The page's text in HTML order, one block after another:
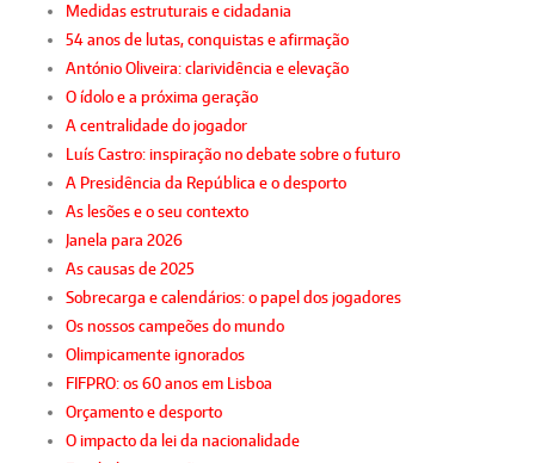
Medidas estruturais e cidadania
54 anos de lutas, conquistas e afirmação
António Oliveira: clarividência e elevação
O ídolo e a próxima geração
A centralidade do jogador
Luís Castro: inspiração no debate sobre o futuro
A Presidência da República e o desporto
As lesões e o seu contexto
Janela para 2026
As causas de 2025
Sobrecarga e calendários: o papel dos jogadores
Os nossos campeões do mundo
Olimpicamente ignorados
FIFPRO: os 60 anos em Lisboa
Orçamento e desporto
O impacto da lei da nacionalidade